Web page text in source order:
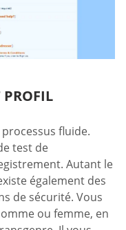
fluide.
test de
Autant le
également des
de sécurité. Vous
ou femme, en